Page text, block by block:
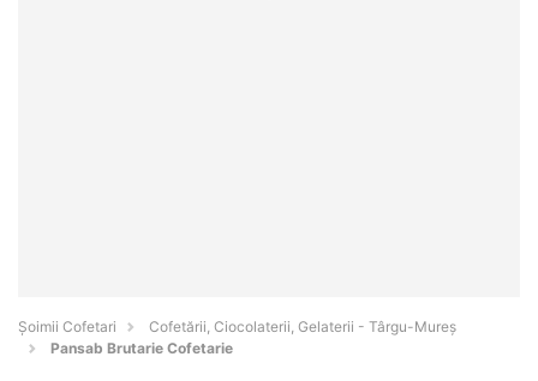
Șoimii Cofetari
Cofetării, Ciocolaterii, Gelaterii - Târgu-Mureş
Pansab Brutarie Cofetarie